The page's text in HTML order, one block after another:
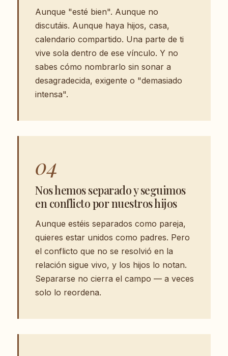
Aunque "esté bien". Aunque no
discutáis. Aunque haya hijos, casa,
calendario compartido. Una parte de ti
vive sola dentro de ese vínculo. Y no
sabes cómo nombrarlo sin sonar a
desagradecida, exigente o "demasiado
intensa".
04
Nos hemos separado y seguimos
en conflicto por nuestros hijos
Aunque estéis separados como pareja,
quieres estar unidos como padres. Pero
el conflicto que no se resolvió en la
relación sigue vivo, y los hijos lo notan.
Separarse no cierra el campo — a veces
solo lo reordena.